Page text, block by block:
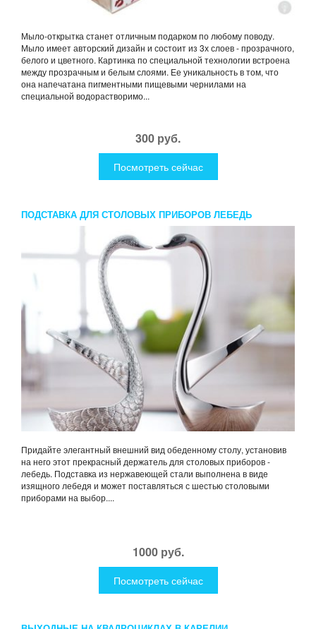
Мыло-открытка станет отличным подарком по любому поводу.
Мыло имеет авторский дизайн и состоит из 3х слоев - прозрачного,
белого и цветного. Картинка по специальной технологии встроена
между прозрачным и белым слоями. Ее уникальность в том, что
она напечатана пигментными пищевыми чернилами на
специальной водорастворимо...
300 руб.
Посмотреть сейчас
ПОДСТАВКА ДЛЯ СТОЛОВЫХ ПРИБОРОВ ЛЕБЕДЬ
Придайте элегантный внешний вид обеденному столу, установив
на него этот прекрасный держатель для столовых приборов -
лебедь. Подставка из нержавеющей стали выполнена в виде
изящного лебедя и может поставляться с шестью столовыми
приборами на выбор....
1000 руб.
Посмотреть сейчас